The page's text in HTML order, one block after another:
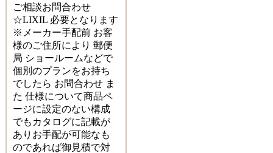
ご相談お問合わせ
☆LIXIL 必要となります
※メーカー手配前 お客
様のご住所により 郵便
局 ショールームなどで
個別のプランをお持ち
でしたら お問合わせ ま
た 仕様について商品ペ
ージに設定のない構成
でもカタログに記載が
ありお手配が可能なも
のであれば御見積で対